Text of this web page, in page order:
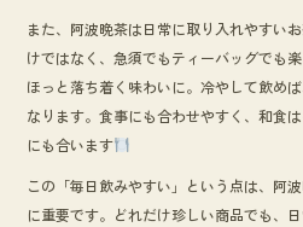
また、阿波晩茶は日常に取り入れやすい
けではなく、急須でもティーバッグでも
ほっと落ち着く味わいに。冷やして飲め
なります。食事にも合わせやすく、和食
にも合います
この「毎日飲みやすい」という点は、阿
に重要です。どれだけ珍しい商品でも、